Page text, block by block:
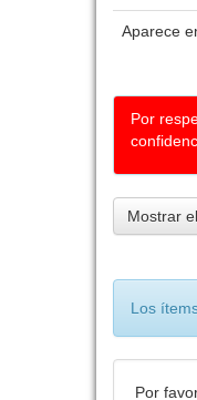
Aparece
Por
Mostrar
Los
Por